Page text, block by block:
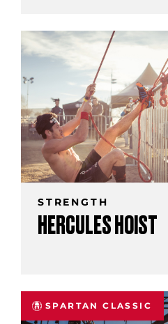
STRENGTH
HERCULES HOIST
SPARTAN CLASSIC